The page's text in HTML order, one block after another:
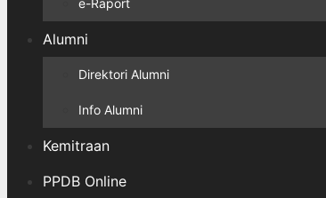
e-Raport
Alumni
Direktori Alumni
Info Alumni
Kemitraan
PPDB Online